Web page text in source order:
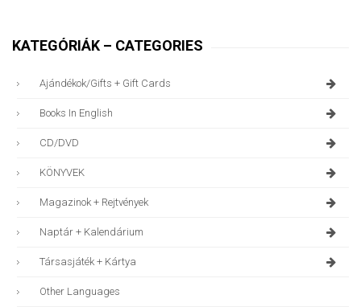
KATEGÓRIÁK – CATEGORIES
Ajándékok/gifts + Gift Cards
Books In English
CD/DVD
KÖNYVEK
Magazinok + Rejtvények
Naptár + Kalendárium
Társasjáték + Kártya
Other Languages